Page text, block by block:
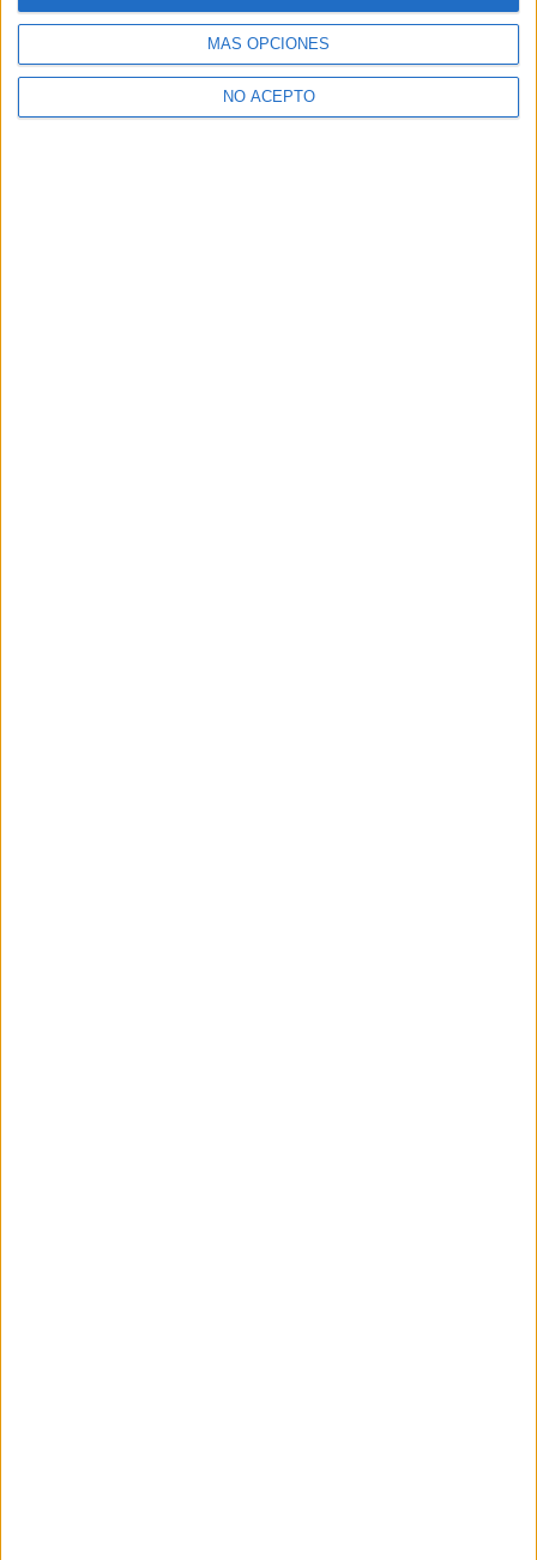
MÁS OPCIONES
NO ACEPTO